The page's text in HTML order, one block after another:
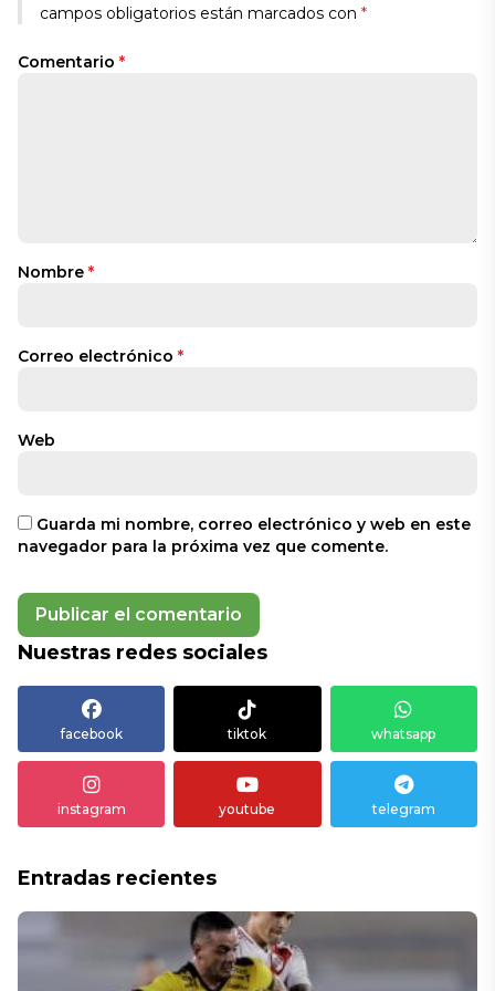
campos obligatorios están marcados con *
Comentario *
Nombre *
Correo electrónico *
Web
Guarda mi nombre, correo electrónico y web en este
navegador para la próxima vez que comente.
Nuestras redes sociales
facebook tiktok whatsapp
instagram youtube telegram
Entradas recientes